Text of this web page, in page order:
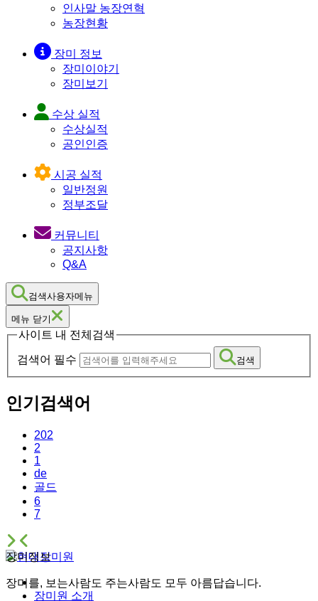
인사말 농장연혁
농장현황
장미 정보
장미이야기
장미보기
수상 실적
수상실적
공인인증
시공 실적
일반정원
정부조달
커뮤니티
공지사항
Q&A
검색사용자메뉴
메뉴 닫기
사이트 내 전체검색
검색어 필수 검색
인기검색어
202
2
1
de
골드
6
7
장미원 소개
장미정보
장미를, 보는사람도 주는사람도 모두 아름답습니다.